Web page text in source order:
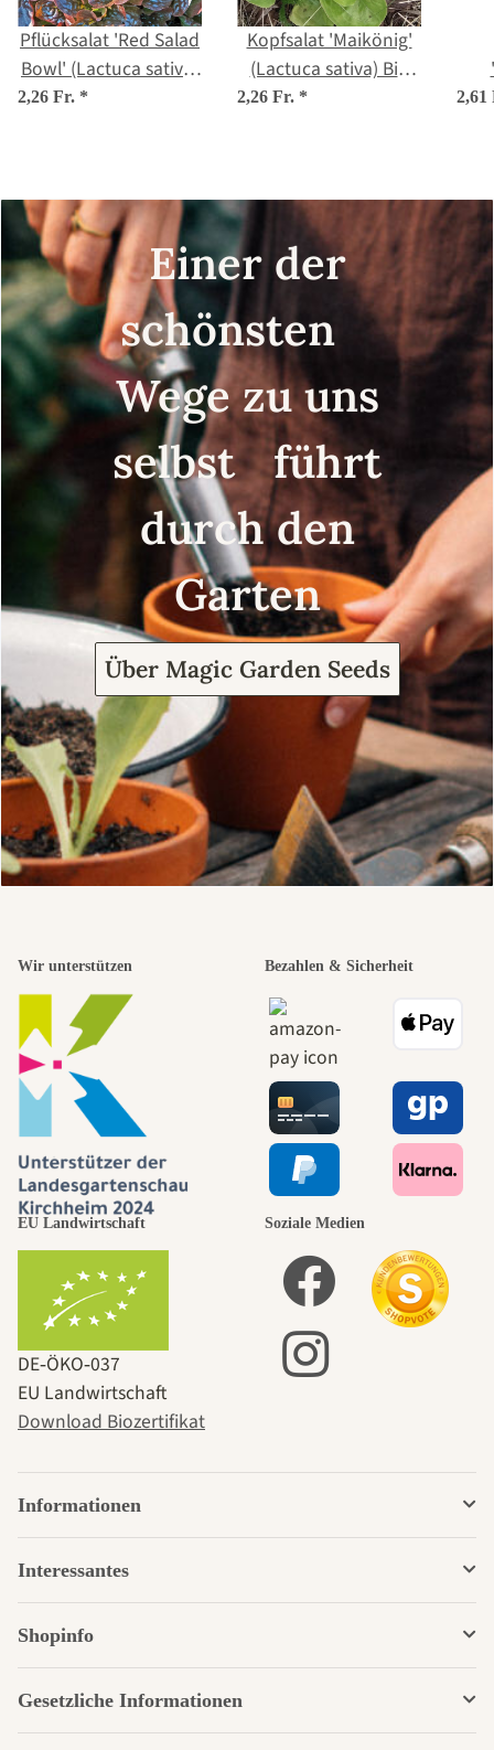
Pflücksalat 'Red Salad
Bowl' (Lactuca sativa)
Bio Saatgut
2,26 Fr. *
Kopfsalat 'Maikönig'
(Lactuca sativa) Bio
Saatgut
2,26 Fr. *
Einer der
schönsten
Wege zu uns
selbst führt
durch den
Garten
Über Magic Garden Seeds
Wir unterstützen Bezahlen & Sicherheit
EU Landwirtschaft
DE‑ÖKO‑037
EU Landwirtschaft
Download Biozertifikat
Soziale Medien
Informationen
Interessantes
Shopinfo
Gesetzliche Informationen